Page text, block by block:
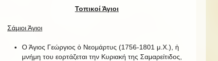
Τοπικοί Άγιοι
Σάμιοι Άγιοι
Ο Άγιος Γεώργιος ὁ Νεομάρτυς (1756-1801 μ.Χ.), ἡ
μνήμη του εορτάζεται την Κυριακή της Σαμαρείτιδος,